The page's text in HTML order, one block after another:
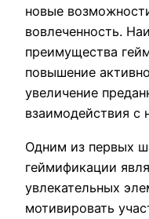
новые
вовлеченность.
преимущества
повышение
увеличение
взаимодействия с
Одним из первых
геймификации
увлекательных
мотивировать